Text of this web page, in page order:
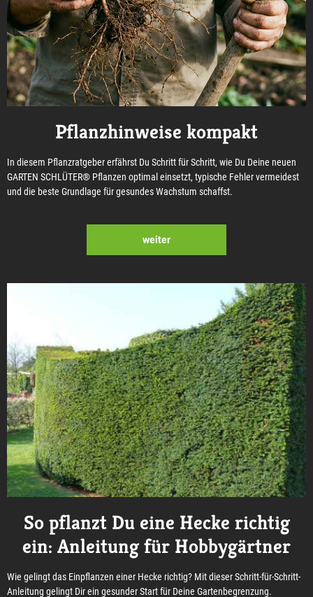
Pflanzhinweise kompakt
In diesem Pflanzratgeber erfährst Du Schritt für Schritt, wie Du Deine neuen
GARTEN SCHLÜTER® Pflanzen optimal einsetzt, typische Fehler vermeidest
und die beste Grundlage für gesundes Wachstum schaffst.
weiter
So pflanzt Du eine Hecke richtig
ein: Anleitung für Hobbygärtner
Wie gelingt das Einpflanzen einer Hecke richtig? Mit dieser Schritt-für-Schritt-
Anleitung gelingt Dir ein gesunder Start für Deine Gartenbegrenzung.